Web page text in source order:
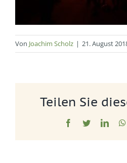
Von Joachim Scholz | 21. August
Teilen Sie
Facebook
Twitter